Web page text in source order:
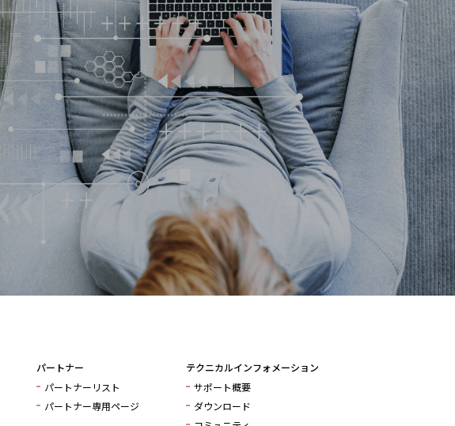
パートナー
パートナーリスト
パートナー専用ページ
テクニカルインフォメーション
サポート概要
ダウンロード